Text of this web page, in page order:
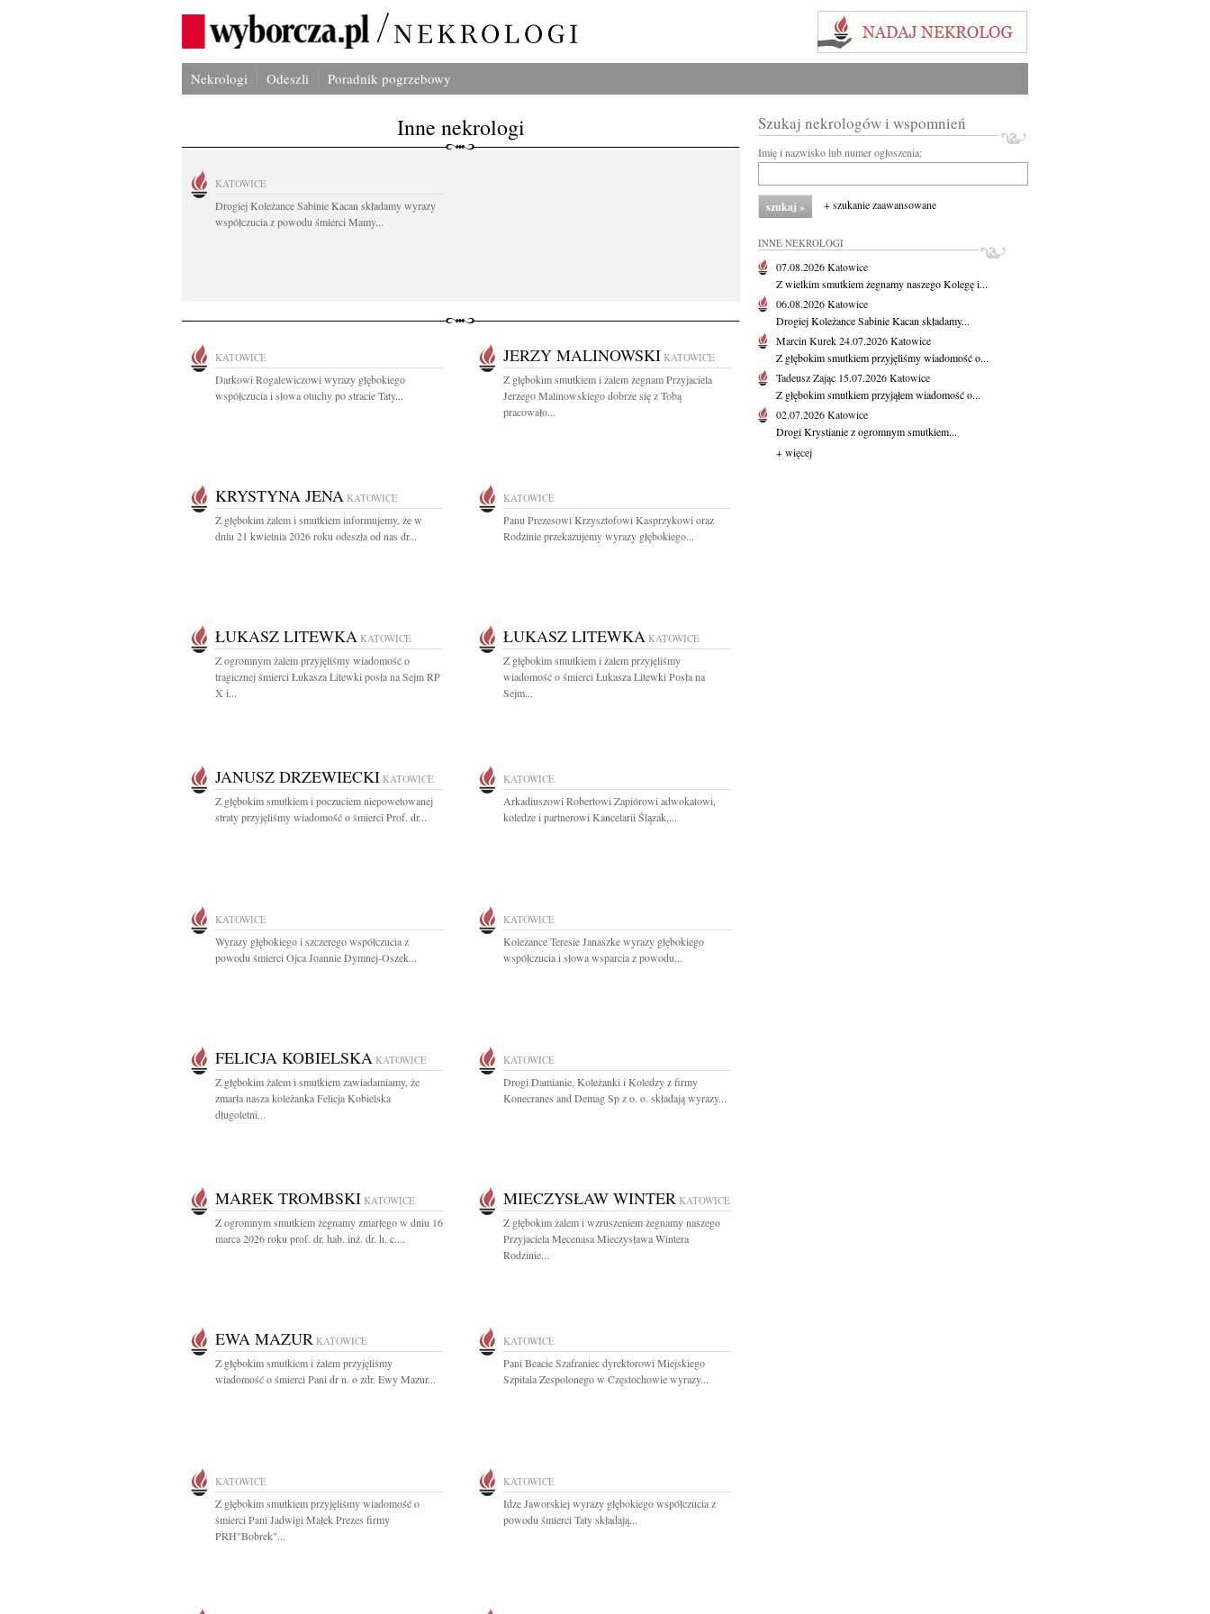
Nekrologi Odeszli Poradnik pogrzebowy
Inne nekrologi
KATOWICE
Drogiej Koleżance Sabinie Kacan składamy wyrazy
współczucia z powodu śmierci Mamy...
KATOWICE
Darkowi Rogalewiczowi wyrazy głębokiego
współczucia i słowa otuchy po stracie Taty...
JERZY MALINOWSKI KATOWICE
Z głębokim smutkiem i żalem żegnam Przyjaciela
Jerzego Malinowskiego dobrze się z Tobą
pracowało...
KRYSTYNA JENA KATOWICE
Z głębokim żalem i smutkiem informujemy, że w
dniu 21 kwietnia 2026 roku odeszła od nas dr...
KATOWICE
Panu Prezesowi Krzysztofowi Kasprzykowi oraz
Rodzinie przekazujemy wyrazy głębokiego...
ŁUKASZ LITEWKA KATOWICE
Z ogromnym żalem przyjęliśmy wiadomość o
tragicznej śmierci Łukasza Litewki posła na Sejm RP
X i...
ŁUKASZ LITEWKA KATOWICE
Z głębokim smutkiem i żalem przyjęliśmy
wiadomość o śmierci Łukasza Litewki Posła na
Sejm...
JANUSZ DRZEWIECKI KATOWICE
Z głębokim smutkiem i poczuciem niepowetowanej
straty przyjęliśmy wiadomość o śmierci Prof. dr...
KATOWICE
Arkadiuszowi Robertowi Zapiórowi adwokatowi,
koledze i partnerowi Kancelarii Ślązak,...
KATOWICE
Wyrazy głębokiego i szczerego współczucia z
powodu śmierci Ojca Joannie Dymnej-Oszek...
KATOWICE
Koleżance Teresie Janaszke wyrazy głębokiego
współczucia i słowa wsparcia z powodu...
FELICJA KOBIELSKA KATOWICE
Z głębokim żalem i smutkiem zawiadamiamy, że
zmarła nasza koleżanka Felicja Kobielska
długoletni...
KATOWICE
Drogi Damianie, Koleżanki i Koledzy z firmy
Konecranes and Demag Sp z o. o. składają wyrazy...
MAREK TROMBSKI KATOWICE
Z ogromnym smutkiem żegnamy zmarłego w dniu 16
marca 2026 roku prof. dr. hab. inż. dr. h. c....
MIECZYSŁAW WINTER KATOWICE
Z głębokim żalem i wzruszeniem żegnamy naszego
Przyjaciela Mecenasa Mieczysława Wintera
Rodzinie...
EWA MAZUR KATOWICE
Z głębokim smutkiem i żalem przyjęliśmy
wiadomość o śmierci Pani dr n. o zdr. Ewy Mazur...
KATOWICE
Pani Beacie Szafraniec dyrektorowi Miejskiego
Szpitala Zespolonego w Częstochowie wyrazy...
KATOWICE
Z głębokim smutkiem przyjęliśmy wiadomość o
śmierci Pani Jadwigi Małek Prezes firmy
PRH"Bobrek"...
KATOWICE
Idze Jaworskiej wyrazy głębokiego współczucia z
powodu śmierci Taty składają...
Szukaj nekrologów i wspomnień
Imię i nazwisko lub numer ogłoszenia:
+ szukanie zaawansowane
INNE NEKROLOGI
07.08.2026Katowice
Z wielkim smutkiem żegnamy naszego Kolegę i...
06.08.2026Katowice
Drogiej Koleżance Sabinie Kacan składamy...
Marcin Kurek24.07.2026Katowice
Z głębokim smutkiem przyjęliśmy wiadomość o...
Tadeusz Zając 15.07.2026Katowice
Z głębokim smutkiem przyjąłem wiadomość o...
02.07.2026Katowice
Drogi Krystianie z ogromnym smutkiem...
+ więcej